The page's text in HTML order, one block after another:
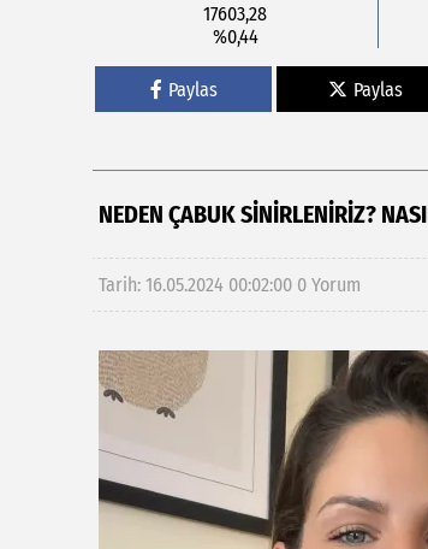
17603,28
%0,44
Paylas Paylas
NEDEN ÇABUK SINIRLENIRIZ?
Tarih: 16.05.2024 00:02:00 0 Yorum